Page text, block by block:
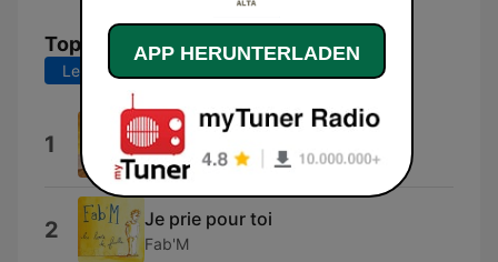
Top-Songs
Letzte 7 Tage
1 Omerikendero
Soli Deo Gloria
2 Je prie pour toi
Fab'M
APP HERUNTERLADEN